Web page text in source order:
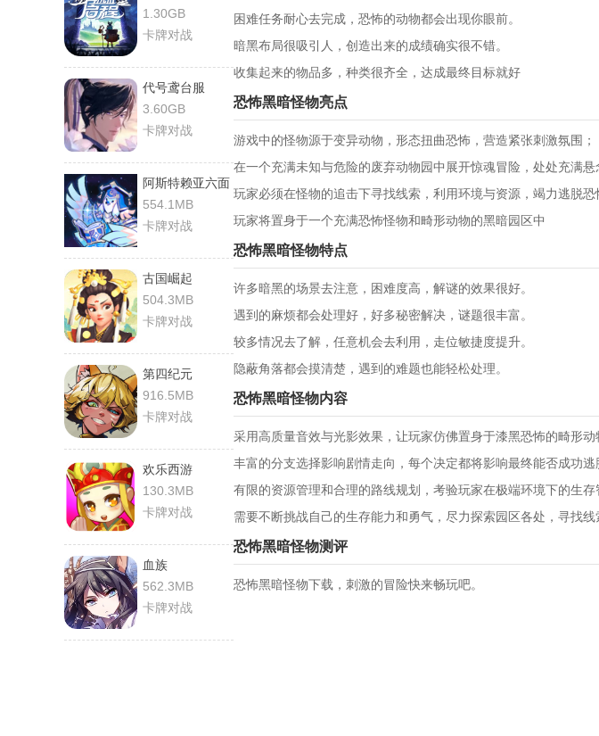
1.30GB
卡牌对战
代号鸢台服
3.60GB
卡牌对战
阿斯特赖亚六面
神谕
554.1MB
卡牌对战
古国崛起
504.3MB
卡牌对战
第四纪元
916.5MB
卡牌对战
欢乐西游
130.3MB
卡牌对战
血族
562.3MB
卡牌对战
困难任务耐心去完成，恐怖的动物都会出现你眼前。
暗黑布局很吸引人，创造出来的成绩确实很不错。
收集起来的物品多，种类很齐全，达成最终目标就好
恐怖黑暗怪物亮点
游戏中的怪物源于变异动物，形态扭曲恐怖，营造紧张刺激氛围；
在一个充满未知与危险的废弃动物园中展开惊魂冒险，处处充满悬
玩家必须在怪物的追击下寻找线索，利用环境与资源，竭力逃脱恐
玩家将置身于一个充满恐怖怪物和畸形动物的黑暗园区中
恐怖黑暗怪物特点
许多暗黑的场景去注意，困难度高，解谜的效果很好。
遇到的麻烦都会处理好，好多秘密解决，谜题很丰富。
较多情况去了解，任意机会去利用，走位敏捷度提升。
隐蔽角落都会摸清楚，遇到的难题也能轻松处理。
恐怖黑暗怪物内容
采用高质量音效与光影效果，让玩家仿佛置身于漆黑恐怖的畸形动
丰富的分支选择影响剧情走向，每个决定都将影响最终能否成功逃
有限的资源管理和合理的路线规划，考验玩家在极端环境下的生存
需要不断挑战自己的生存能力和勇气，尽力探索园区各处，寻找线
恐怖黑暗怪物测评
恐怖黑暗怪物下载，刺激的冒险快来畅玩吧。